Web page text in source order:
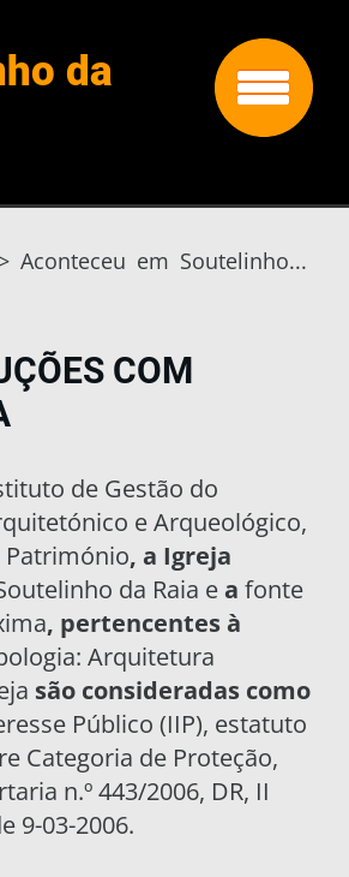
da
> Aconteceu em Soutelinho...
COM
de Gestão do
e Arqueológico,
Património, a Igreja
da Raia ea fonte
, pertencentes à
Arquitetura
são consideradas como
Público (IIP), estatuto
Categoria de Proteção,
n.º 443/2006, DR, II
9-03-2006.